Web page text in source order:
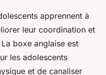
apprennent à
leur coordination et
boxe anglaise est
les adolescents
et de canaliser